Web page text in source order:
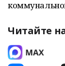
Читайте